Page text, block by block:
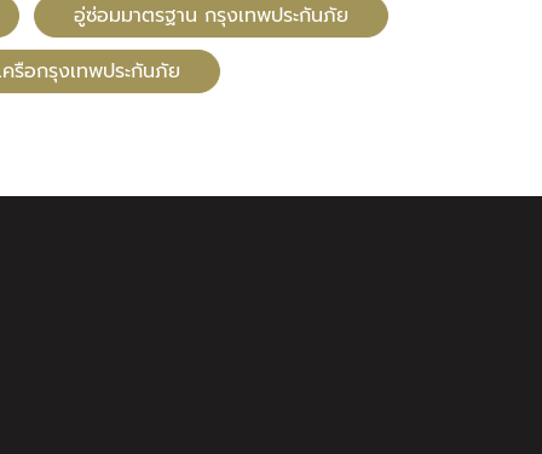
อู่ซ่อมมาตรฐาน กรุงเทพประกันภัย
ครือกรุงเทพประกันภัย